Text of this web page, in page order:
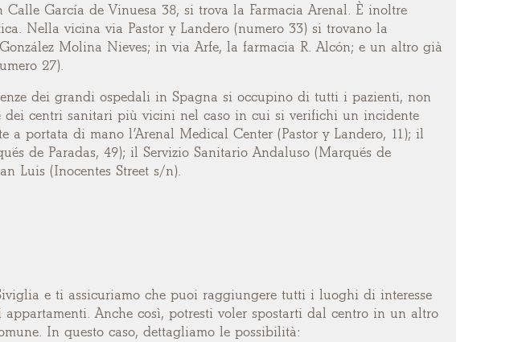
García de Vinuesa 38, si trova la Farmacia Arenal. È inoltre
Nella vicina via Pastor y Landero (numero 33) si trovano la
Molina Nieves; in via Arfe, la farmacia R. Alcón; e un altro già
27).
dei grandi ospedali in Spagna si occupino di tutti i pazienti, non
dei centri sanitari più vicini nel caso in cui si verifichi un incidente
a portata di mano l’Arenal Medical Center (Pastor y Landero, 11); il
de Paradas, 49); il Servizio Sanitario Andaluso (Marqués de
Luis (Inocentes Street s/n).
e ti assicuriamo che puoi raggiungere tutti i luoghi di interesse
Anche così, potresti voler spostarti dal centro in un altro
In questo caso, dettagliamo le possibilità: